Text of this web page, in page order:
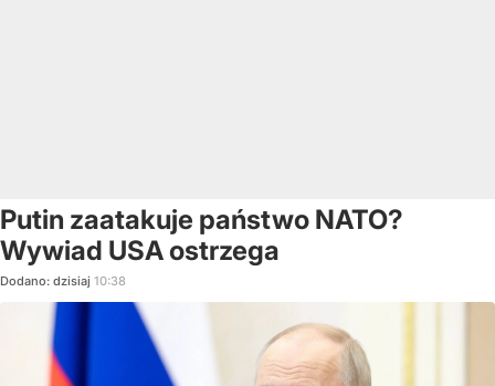
Putin zaatakuje państwo NATO?
Wywiad USA ostrzega
Dodano: dzisiaj 10:38